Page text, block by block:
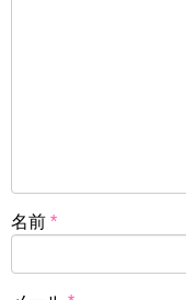
名前 *